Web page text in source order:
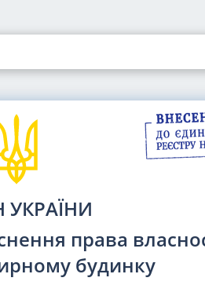
УКРАЇНИ
права
будинку